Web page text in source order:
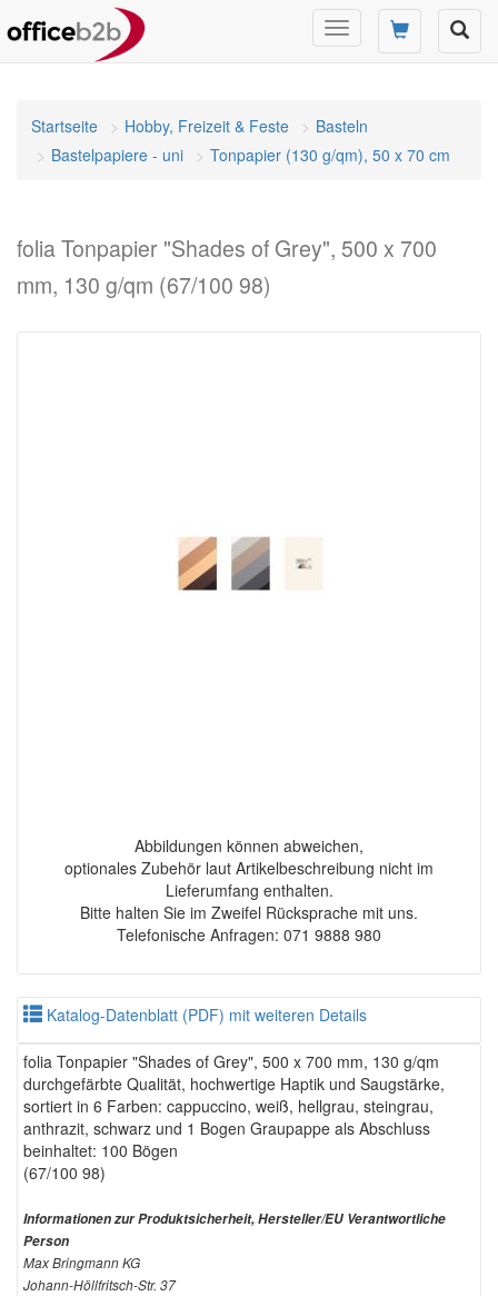
Navigation
umschalten
Startseite Hobby, Freizeit & Feste
Basteln
Bastelpapiere - uni
Tonpapier (130 g/qm), 50 x 70 cm
folia Tonpapier "Shades of Grey", 500 x 700
mm, 130 g/qm (67/100 98)
Abbildungen können abweichen,
optionales Zubehör laut Artikelbeschreibung nicht im
Lieferumfang enthalten.
Bitte halten Sie im Zweifel Rücksprache mit uns.
Telefonische Anfragen: 071 9888 980
Katalog-Datenblatt (PDF) mit weiteren Details
folia Tonpapier "Shades of Grey", 500 x 700 mm, 130 g/qm
durchgefärbte Qualität, hochwertige Haptik und Saugstärke,
sortiert in 6 Farben: cappuccino, weiß, hellgrau, steingrau,
anthrazit, schwarz und 1 Bogen Graupappe als Abschluss
beinhaltet: 100 Bögen
(67/100 98)
Informationen zur Produktsicherheit, Hersteller/EU Verantwortliche
Person
Max Bringmann KG
Johann-Höllfritsch-Str. 37